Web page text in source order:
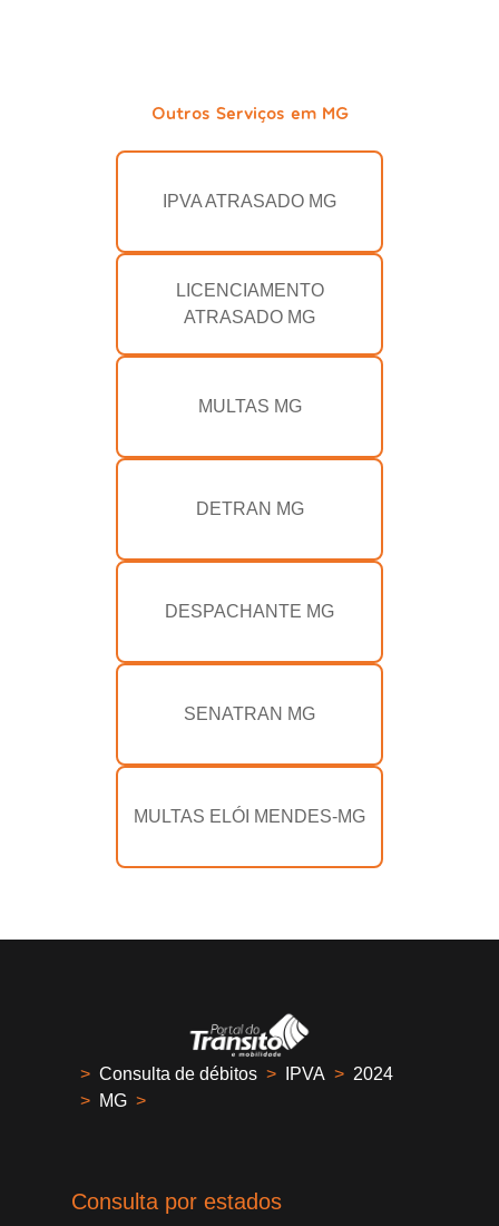
Outros Serviços em MG
IPVA ATRASADO MG
LICENCIAMENTO
ATRASADO MG
MULTAS MG
DETRAN MG
DESPACHANTE MG
SENATRAN MG
MULTAS ELÓI MENDES-MG
> Consulta de débitos > IPVA > 2024
> MG >
Consulta por estados